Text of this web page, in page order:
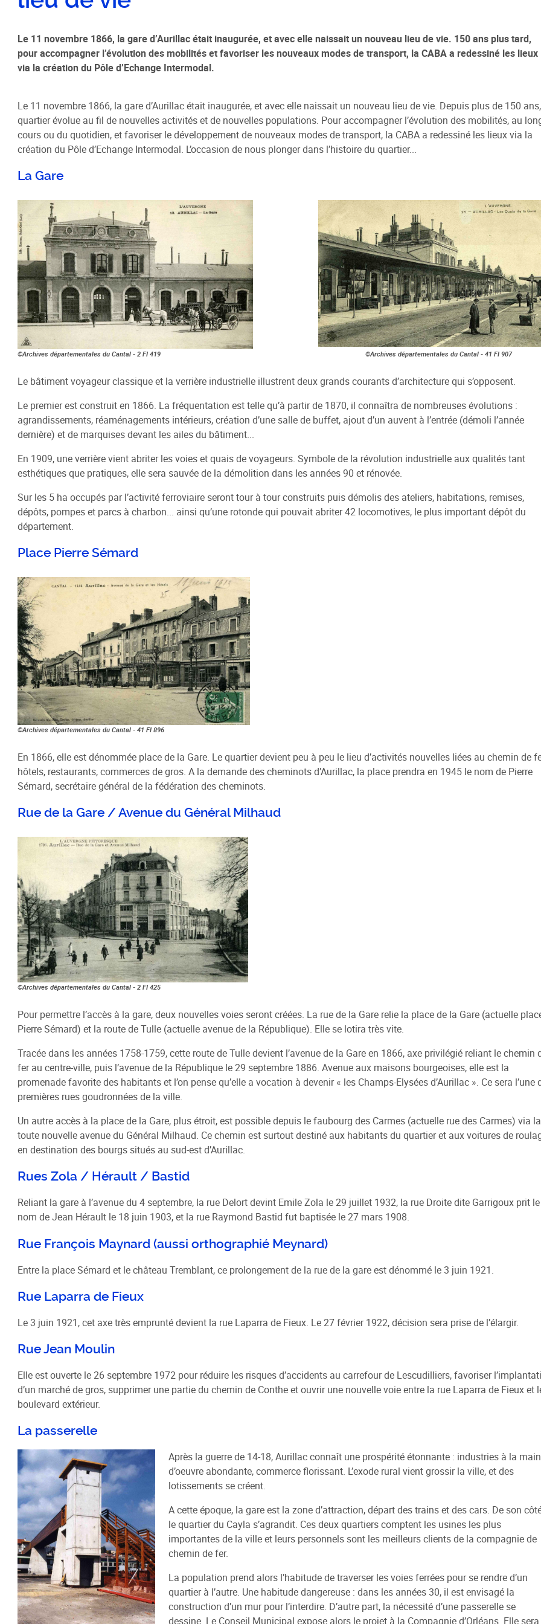
Habitat / Urbanisme
Opération BIMBY-BUNTI
Label Meublé Certifié
Permis de construire
Plan Local d'Urbanisme
intercommunal - PLUi
Révision du PLUi-H
Remarquables
Programme Local de l'Habitat
Règlement Local de Publicité
intercommunal - RLPi
Schéma de COhérence Territoriale
Cohésion sociale
Politique d'Attribution des
Logements Sociaux
Accueil des gens du voyage
Le 11 novembre 1866, la gare d’Aurillac était inaugurée, et avec elle naissait un nouveau lieu de vie. 150 ans plus tard,
pour accompagner l’évolution des mobilités et favoriser les nouveaux modes de transport, la CABA a redessiné les lieux
via la création du Pôle d’Echange Intermodal.
Le 11 novembre 1866, la gare d’Aurillac était inaugurée, et avec elle naissait un nouveau lieu de vie. Depuis plus de 150
quartier évolue au fil de nouvelles activités et de nouvelles populations. Pour accompagner l’évolution des mobilités, au
cours ou du quotidien, et favoriser le développement de nouveaux modes de transport, la CABA a redessiné les lieux via la
création du Pôle d’Echange Intermodal. L’occasion de nous plonger dans l’histoire du quartier...
La Gare
©Archives départementales du Cantal - 2 FI 419 ©Archives départementales du Cantal - 41 FI 907
Le bâtiment voyageur classique et la verrière industrielle illustrent deux grands courants d’architecture qui s’opposent.
Le premier est construit en 1866. La fréquentation est telle qu’à partir de 1870, il connaîtra de nombreuses évolutions :
agrandissements, réaménagements intérieurs, création d’une salle de buffet, ajout d’un auvent à l’entrée (démoli l’année
dernière) et de marquises devant les ailes du bâtiment...
En 1909, une verrière vient abriter les voies et quais de voyageurs. Symbole de la révolution industrielle aux qualités tant
esthétiques que pratiques, elle sera sauvée de la démolition dans les années 90 et rénovée.
Sur les 5 ha occupés par l’activité ferroviaire seront tour à tour construits puis démolis des ateliers, habitations, remises,
dépôts, pompes et parcs à charbon... ainsi qu’une rotonde qui pouvait abriter 42 locomotives, le plus important dépôt du
département.
Place Pierre Sémard
©Archives départementales du Cantal - 41 FI 896
En 1866, elle est dénommée place de la Gare. Le quartier devient peu à peu le lieu d’activités nouvelles liées au chemin de
hôtels, restaurants, commerces de gros. A la demande des cheminots d’Aurillac, la place prendra en 1945 le nom de Pierre
Sémard, secrétaire général de la fédération des cheminots.
Rue de la Gare / Avenue du Général Milhaud
©Archives départementales du Cantal - 2 FI 425
Pour permettre l’accès à la gare, deux nouvelles voies seront créées. La rue de la Gare relie la place de la Gare (actuelle
Pierre Sémard) et la route de Tulle (actuelle avenue de la République). Elle se lotira très vite.
Tracée dans les années 1758-1759, cette route de Tulle devient l’avenue de la Gare en 1866, axe privilégié reliant le chemin
fer au centre-ville, puis l’avenue de la République le 29 septembre 1886. Avenue aux maisons bourgeoises, elle est la
promenade favorite des habitants et l’on pense qu’elle a vocation à devenir « les Champs-Elysées d’Aurillac ». Ce sera l’une
premières rues goudronnées de la ville.
Un autre accès à la place de la Gare, plus étroit, est possible depuis le faubourg des Carmes (actuelle rue des Carmes) via la
toute nouvelle avenue du Général Milhaud. Ce chemin est surtout destiné aux habitants du quartier et aux voitures de
en destination des bourgs situés au sud-est d’Aurillac.
Rues Zola / Hérault / Bastid
Reliant la gare à l’avenue du 4 septembre, la rue Delort devint Emile Zola le 29 juillet 1932, la rue Droite dite Garrigoux prit le
nom de Jean Hérault le 18 juin 1903, et la rue Raymond Bastid fut baptisée le 27 mars 1908.
Rue François Maynard (aussi orthographié Meynard)
Entre la place Sémard et le château Tremblant, ce prolongement de la rue de la gare est dénommé le 3 juin 1921.
Rue Laparra de Fieux
Le 3 juin 1921, cet axe très emprunté devient la rue Laparra de Fieux. Le 27 février 1922, décision sera prise de l’élargir.
Rue Jean Moulin
Elle est ouverte le 26 septembre 1972 pour réduire les risques d’accidents au carrefour de Lescudilliers, favoriser
d’un marché de gros, supprimer une partie du chemin de Conthe et ouvrir une nouvelle voie entre la rue Laparra de Fieux et
boulevard extérieur.
La passerelle
Après la guerre de 14-18, Aurillac connaît une prospérité étonnante : industries à la main
d’oeuvre abondante, commerce florissant. L’exode rural vient grossir la ville, et des
lotissements se créent.
A cette époque, la gare est la zone d’attraction, départ des trains et des cars. De son
le quartier du Cayla s’agrandit. Ces deux quartiers comptent les usines les plus
importantes de la ville et leurs personnels sont les meilleurs clients de la compagnie de
chemin de fer.
La population prend alors l’habitude de traverser les voies ferrées pour se rendre d’un
quartier à l’autre. Une habitude dangereuse : dans les années 30, il est envisagé la
construction d’un mur pour l’interdire. D’autre part, la nécessité d’une passerelle se
dessine. Le Conseil Municipal expose alors le projet à la Compagnie d’Orléans. Elle sera